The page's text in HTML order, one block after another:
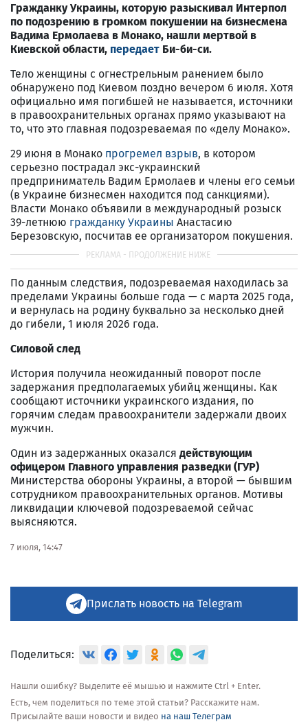
Гражданку Украины, которую разыскивал Интерпол
по подозрению в громком покушении на бизнесмена
Вадима Ермолаева в Монако, нашли мертвой в
Киевской области, передает Би-би-си.
Тело женщины с огнестрельным ранением было
обнаружено под Киевом поздно вечером 6 июля. Хотя
официально имя погибшей не называется, источники
в правоохранительных органах прямо указывают на
то, что это главная подозреваемая по «делу Монако».
29 июня в Монако прогремел взрыв, в котором
серьезно пострадал экс-украинский
предприниматель Вадим Ермолаев и члены его семьи
(в Украине бизнесмен находится под санкциями).
Власти Монако объявили в международный розыск
39-летнюю гражданку Украины Анастасию
Березовскую, посчитав ее организатором покушения.
По данным следствия, подозреваемая находилась за
пределами Украины больше года — с марта 2025 года,
и вернулась на родину буквально за несколько дней
до гибели, 1 июля 2026 года.
Силовой след
История получила неожиданный поворот после
задержания предполагаемых убийц женщины. Как
сообщают источники украинского издания, по
горячим следам правоохранители задержали двоих
мужчин.
Один из задержанных оказался действующим
офицером Главного управления разведки (ГУР)
Министерства обороны Украины, а второй — бывшим
сотрудником правоохранительных органов. Мотивы
ликвидации ключевой подозреваемой сейчас
выясняются.
7 июля, 14:47
Прислать новость на Telegram
Поделиться:
Нашли ошибку? Выделите её мышью и нажмите Ctrl + Enter.
Есть, чем поделиться по теме этой статьи? Расскажите нам.
Присылайте ваши новости и видео на наш Телеграм